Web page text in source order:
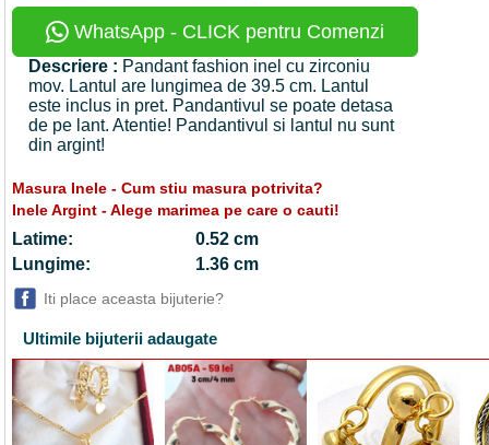
WhatsApp - CLICK pentru Comenzi
Descriere : Pandant fashion inel cu zirconiu
mov. Lantul are lungimea de 39.5 cm. Lantul
este inclus in pret. Pandantivul se poate detasa
de pe lant. Atentie! Pandantivul si lantul nu sunt
din argint!
Masura Inele - Cum stiu masura potrivita?
Inele Argint - Alege marimea pe care o cauti!
Latime:
0.52 cm
Lungime:
1.36 cm
Iti place aceasta bijuterie?
Ultimile bijuterii adaugate